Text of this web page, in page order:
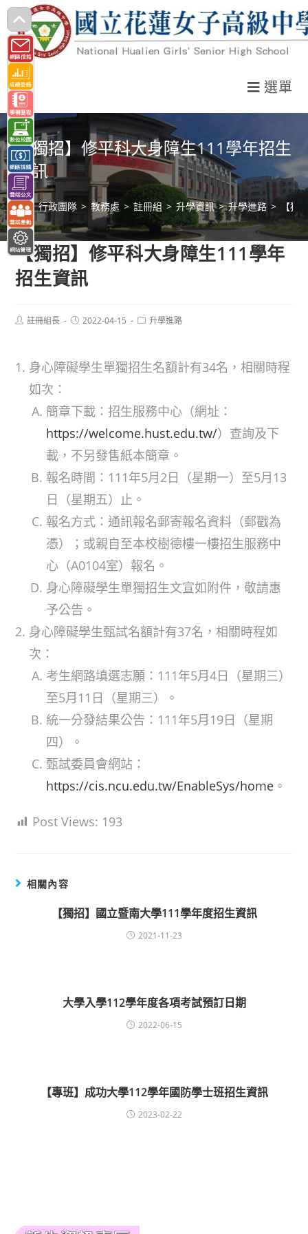
跳
轉
至
主
要
內
容
選單
【獨招】修平科大身障生111學年招生
資訊
> 行政團隊 > 教務處 > 註冊組 > 升學資訊 > 升學進路 > 【獨
【獨招】修平科大身障生111學年
招生資訊
Post註冊組長
Post2022-04-15
Post升學進路
身心障礙學生單獨招生名額計有34名，相關時程
如次：
簡章下載：招生服務中心（網址：
https://welcome.hust.edu.tw/）查詢及下
載，不另發售紙本簡章。
報名時間：111年5月2日（星期一）至5月13
日（星期五）止。
報名方式：通訊報名郵寄報名資料（郵戳為
憑）；或親自至本校樹德樓一樓招生服務中
心（A0104室）報名。
身心障礙學生單獨招生文宣如附件，敬請惠
予公告。
身心障礙學生甄試名額計有37名，相關時程如
次：
考生網路填選志願：111年5月4日（星期三）
至5月11日（星期三）。
統一分發結果公告：111年5月19日（星期
四）。
甄試委員會網站：
https://cis.ncu.edu.tw/EnableSys/home 。
Post Views: 193
相關內容
【獨招】國立暨南大學111學年度招生資訊
2021-11-23
大學入學112學年度各項考試預訂日期
2022-06-15
【專班】成功大學112學年國防學士班招生資訊
2023-02-22